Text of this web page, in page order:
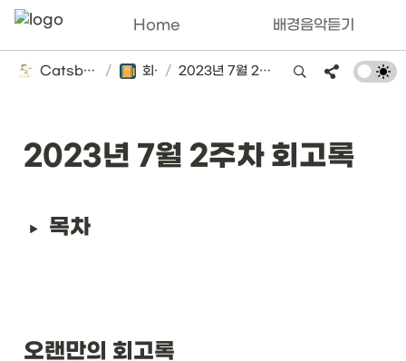
Home 배경음악듣기
Catsbi's DLog / 회고록 / 2023년 7월 2주차 회고록
2023년 7월 2주차 회고록
목차
오랜만의 회고록